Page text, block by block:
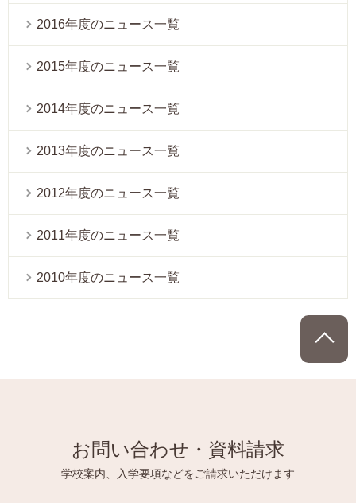
2016年度のニュース一覧
2015年度のニュース一覧
2014年度のニュース一覧
2013年度のニュース一覧
2012年度のニュース一覧
2011年度のニュース一覧
2010年度のニュース一覧
お問い合わせ・資料請求
学校案内、入学要項などをご請求いただけます